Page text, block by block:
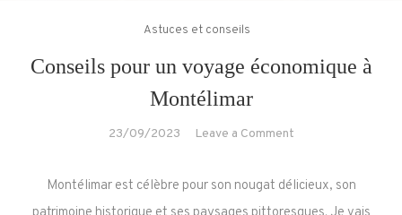
Astuces et conseils
Conseils pour un voyage économique à
Montélimar
23/09/2023 Leave a Commenton
pour
Montélimar est célèbre pour son nougat délicieux, son